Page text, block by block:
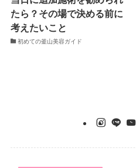
たら？その場で決める前に
考えたいこと
初めての釜山美容ガイド